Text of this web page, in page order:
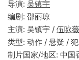
导演: 吴镇宇
编剧: 邵丽琼
主演: 吴镇宇 / 伍咏薇
类型: 动作 / 悬疑 /
制片国家/地区: 中国